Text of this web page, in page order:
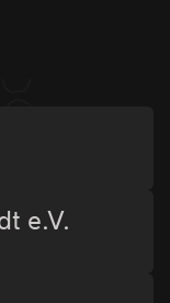
e.V.